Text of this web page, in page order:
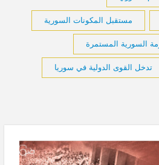
مستقبل المكونات السورية
السورية المستمرة
تدخل القوى الدولية في سوريا